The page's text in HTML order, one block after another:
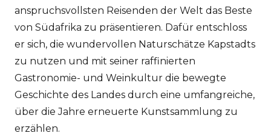
anspruchsvollsten Reisenden der Welt das Beste
von Südafrika zu präsentieren. Dafür entschloss
er sich, die wundervollen Naturschätze Kapstadts
zu nutzen und mit seiner raffinierten
Gastronomie- und Weinkultur die bewegte
Geschichte des Landes durch eine umfangreiche,
über die Jahre erneuerte Kunstsammlung zu
erzählen.